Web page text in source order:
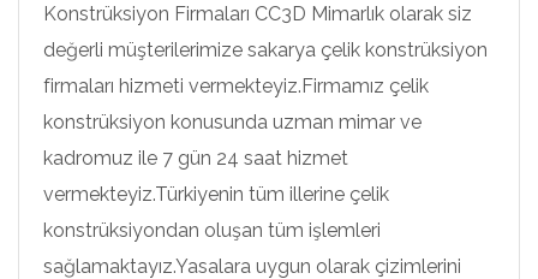
Konstrüksiyon Firmaları CC3D Mimarlık olarak siz
değerli müşterilerimize sakarya çelik konstrüksiyon
firmaları hizmeti vermekteyiz.Firmamız çelik
konstrüksiyon konusunda uzman mimar ve
kadromuz ile 7 gün 24 saat hizmet
vermekteyiz.Türkiyenin tüm illerine çelik
konstrüksiyondan oluşan tüm işlemleri
sağlamaktayız.Yasalara uygun olarak çizimlerini